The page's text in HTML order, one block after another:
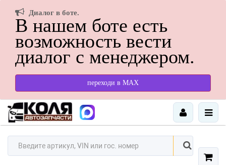
Диалог в боте.
В нашем боте есть
возможность вести
диалог с менеджером.
переходи в МАХ